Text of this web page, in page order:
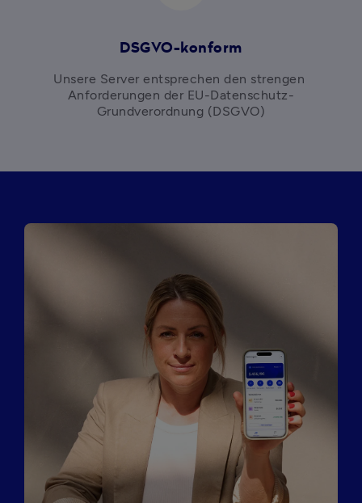
DSGVO-konform
Unsere Server entsprechen den strengen
Anforderungen der EU-Datenschutz-
Grundverordnung (DSGVO)